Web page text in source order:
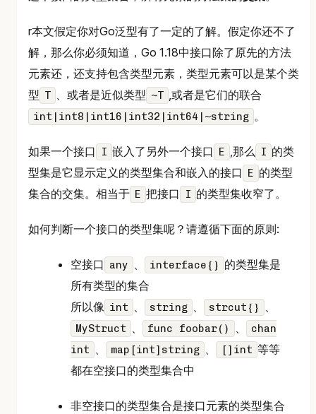
r本文假定你对Go泛型有了一定的了解。假定你还不了
解，那么你必须知道，Go 1.18中接口除了原先的方法
元素还，还支持包含类型元素，类型元素可以是某个类
型 T 、或者是近似类型 ~T ,或者是它们的联合
int|int8|int16|int32|int64|~string 。
如果一个接口 I 嵌入了另外一个接口 E ,那么 I 的类
型集是它显示定义的类型集合和嵌入的接口
E 的类型
集合的交集。相当于 E 把接口 I 的类型集收窄了。
如何判断一个接口的类型集呢？请遵循下面的原则:
空接口 any 、 interface{} 的类型集是
所有类型的集合
所以像 int 、 string 、 strcut{} 、
MyStruct 、 func foobar() 、
chan
int 、 map[int]string 、 []int 等等
都在空接口的类型集合中
非空接口的类型集合是接口元素的类型集合